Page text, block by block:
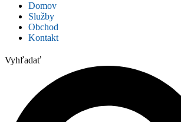
Domov
Služby
Obchod
Kontakt
Vyhľadať